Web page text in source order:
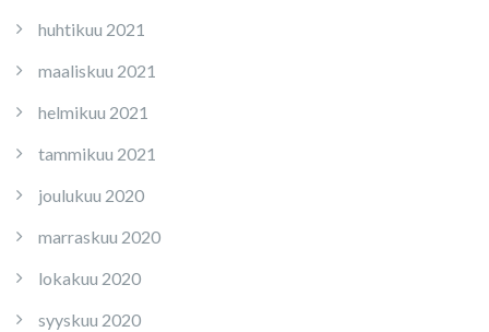
huhtikuu 2021
maaliskuu 2021
helmikuu 2021
tammikuu 2021
joulukuu 2020
marraskuu 2020
lokakuu 2020
syyskuu 2020